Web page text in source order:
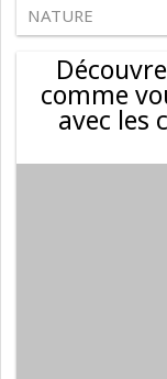
NATURE
comme
avec les